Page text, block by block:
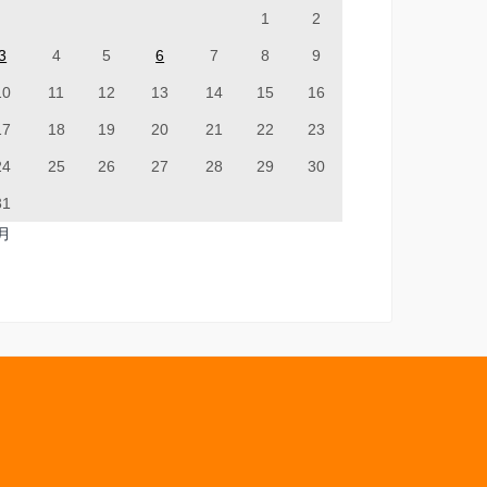
1 2
4 5 6 7 8 9
11 12 13 14 15 16
18 19 20 21 22 23
25 26 27 28 29 30